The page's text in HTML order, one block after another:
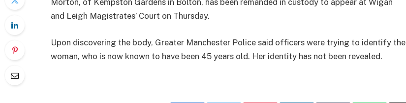
Morton, of Kempston Gardens in Bolton, has been remanded in custody to appear at Wigan
and Leigh Magistrates’ Court on Thursday.
Upon discovering the body, Greater Manchester Police said officers were trying to identify the
woman, who is now known to have been 45 years old. Her identity has not been revealed.